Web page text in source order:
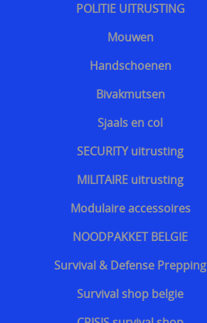
POLITIE UITRUSTING
Mouwen
Handschoenen
Bivakmutsen
Sjaals en col
SECURITY uitrusting
MILITAIRE uitrusting
Modulaire accessoires
NOODPAKKET BELGIE
Survival & Defense Prepping
Survival shop belgie